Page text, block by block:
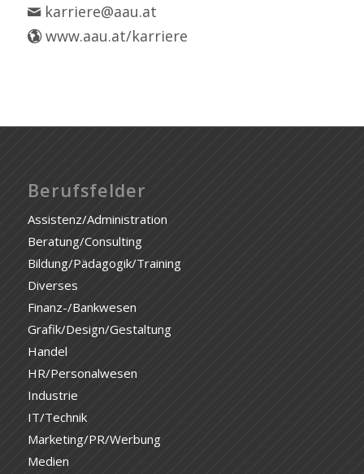
karriere@aau.at
www.aau.at/karriere
Berufsfelder
Assistenz/Administration
Beratung/Consulting
Bildung/Pädagogik/Training
Diverses
Finanz-/Bankwesen
Grafik/Design/Gestaltung
Handel
HR/Personalwesen
Industrie
IT/Technik
Marketing/PR/Werbung
Medien